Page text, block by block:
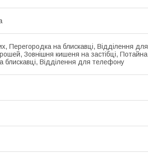
Перегородка на блискавці, Відділення для
Зовнішня кишеня на застібці, Потайна
блискавці, Відділення для телефону